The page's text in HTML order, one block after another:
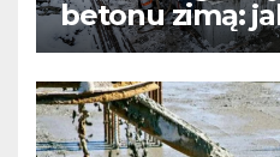
betonu zimą:
jakość i
twardnienie